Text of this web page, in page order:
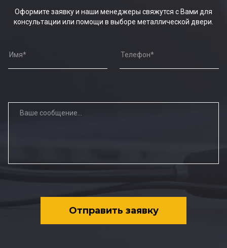
Оформите заявку и наши менеджеры свяжутся с Вами для
консультации или помощи в выборе металлической двери.
Отправить заявку